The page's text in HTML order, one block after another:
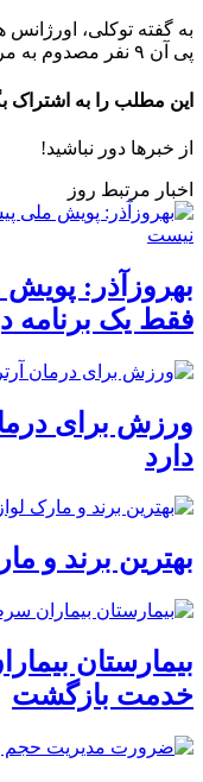
پی آن ۹ نفر مصدوم به مراکز درمانی انتقال یافته اند.
این مطلب را به اشتراک
از خبرها دور نباشید!
اخبار مرتبط روز
بهروزآذر:
فقط یک برنامه
ورزش برای
دارد
بهترین برند و
بیمارستان
خدمت بازگشت